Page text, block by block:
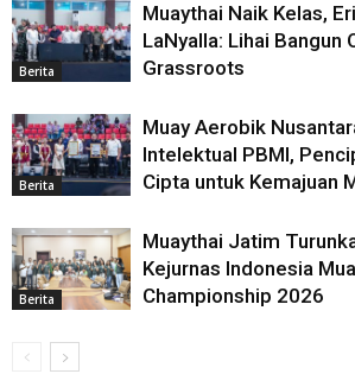
Berita
Muaythai Naik Kelas,
LaNyalla: Lihai Bangun
Grassroots
Berita
Muay Aerobik
Intelektual PBMI,
Cipta untuk Kemajuan
Berita
Muaythai Jatim
Kejurnas Indonesia
Championship 2026